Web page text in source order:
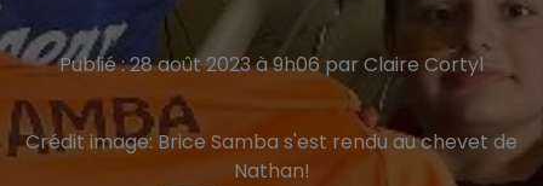
Publié : 28 août 2023 à 9h06 par Claire Cortyl
Crédit image:Brice Samba s'est rendu au chevet de
Nathan!